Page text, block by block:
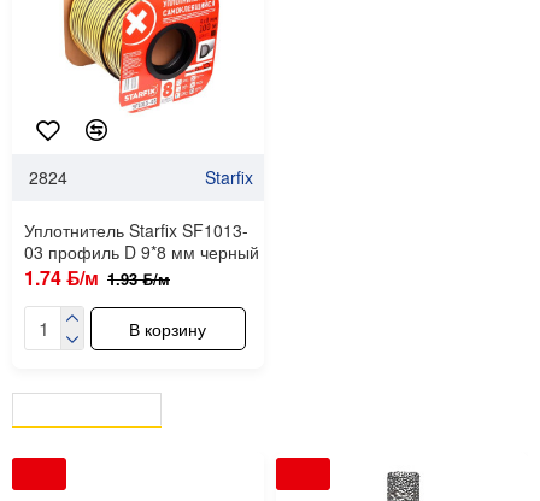
2824 Starfix
Уплотнитель Starfix SF1013-
03 профиль D 9*8 мм черный
1.74 ƃ/м 1.93 ƃ/м
В корзину